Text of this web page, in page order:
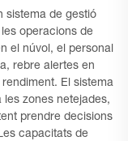
sistema de gestió
operacions de
el núvol, el personal
rebre alertes en
El sistema
zones netejades,
prendre decisions
capacitats de